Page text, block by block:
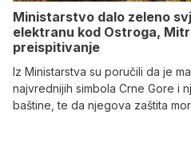
Ministarstvo dalo zeleno
elektranu kod Ostroga,
preispitivanje
Iz Ministarstva su poručili da je
najvrednijih simbola Crne Gore i
baštine, te da njegova zaštita